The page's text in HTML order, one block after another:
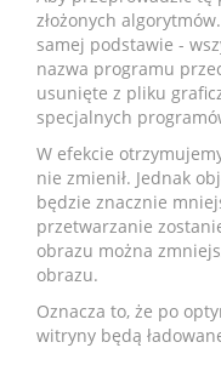
złożonych
samej podstawie -
nazwa programu
usunięte z pliku
specjalnych
W efekcie
nie zmienił. Jednak
będzie znacznie
przetwarzanie
obrazu można
obrazu.
Oznacza to, że po
witryny będą